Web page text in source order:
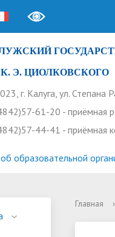
К. Э. ЦИОЛКОВСКОГО
г. Калуга, ул. Степана
61-20 - приёмная
44-41 - приёмная
Устав
образовательной
Оплата
Часто
Главная ›